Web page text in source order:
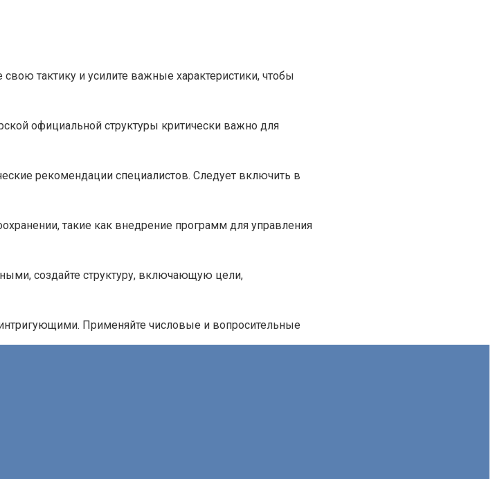
тактику и усилите важные характеристики, чтобы
официальной структуры критически важно для
рекомендации специалистов. Следует включить в
такие как внедрение программ для управления
создайте структуру, включающую цели,
Применяйте числовые и вопросительные